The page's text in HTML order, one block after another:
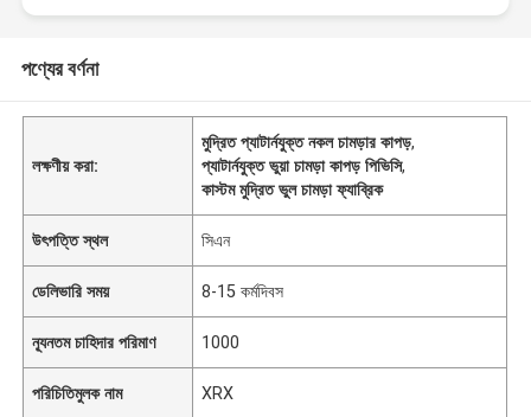
পণ্যের বর্ণনা
লক্ষণীয় করা:
মুদ্রিত প্যাটার্নযুক্ত নকল চামড়ার কাপড়,
প্যাটার্নযুক্ত ভুয়া চামড়া কাপড় পিভিসি,
কাস্টম মুদ্রিত ভুল চামড়া ফ্যাব্রিক
উৎপত্তি স্থল সিএন
ডেলিভারি সময় 8-15 কর্মদিবস
ন্যূনতম চাহিদার পরিমাণ 1000
পরিচিতিমুলক নাম XRX